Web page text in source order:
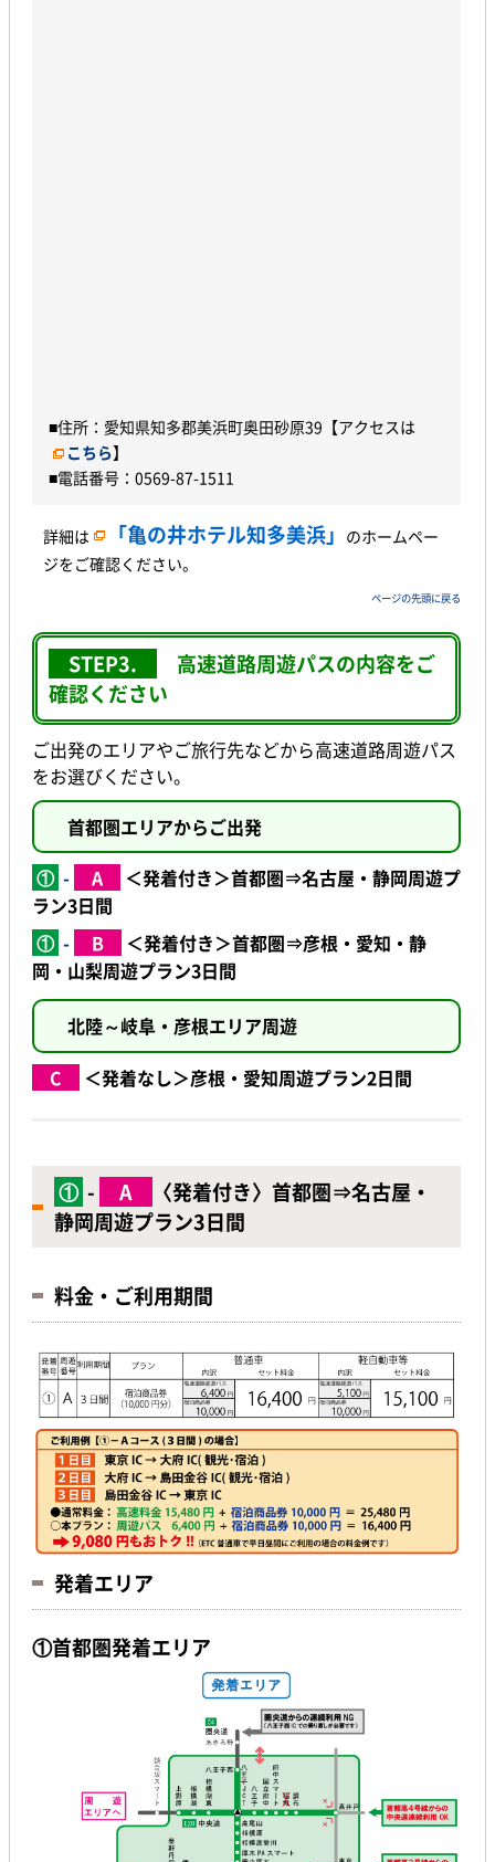
■住所：愛知県知多郡美浜町奥田砂原39【アクセスは
こちら】
■電話番号：0569-87-1511
詳細は 「亀の井ホテル知多美浜」 のホームペー
ジをご確認ください。
ページの先頭に戻る
STEP3.
高速道路周遊パスの内容をご
確認ください
ご出発のエリアやご旅行先などから高速道路周遊パス
をお選びください。
首都圏エリアからご出発
① - A
＜発着付き＞首都圏⇒名古屋・静岡周遊プ
ラン3日間
① - B
＜発着付き＞首都圏⇒彦根・愛知・静
岡・山梨周遊プラン3日間
北陸～岐阜・彦根エリア周遊
C
＜発着なし＞彦根・愛知周遊プラン2日間
① - A
〈発着付き〉首都圏⇒名古屋・
静岡周遊プラン3日間
料金・ご利用期間
発着エリア
①首都圏発着エリア